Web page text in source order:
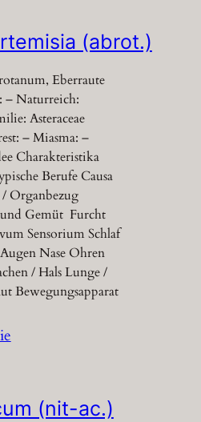
(abrot.)
Eberraute
– Naturreich:
Asteraceae
– Miasma: –
Charakteristika
Berufe Causa
Organbezug
Gemüt Furcht
Sensorium Schlaf
Nase Ohren
/ Hals Lunge /
Bewegungsapparat
(nit-ac.)